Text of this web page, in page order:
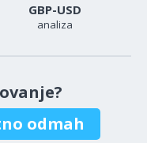
GBP-USD
analiza
odmah